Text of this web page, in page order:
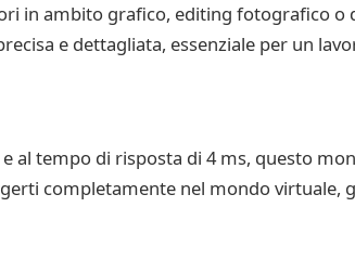
in ambito grafico, editing fotografico o
e dettagliata, essenziale per un
al tempo di risposta di 4 ms, questo
completamente nel mondo virtuale,